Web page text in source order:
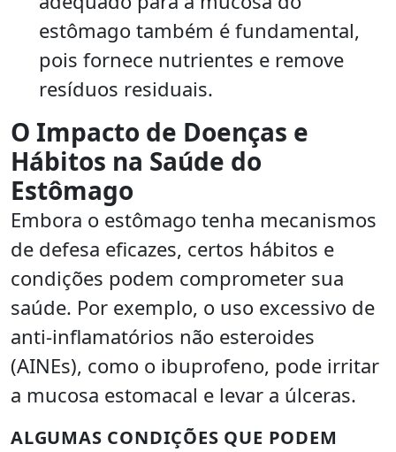
estômago também é fundamental,
pois fornece nutrientes e remove
resíduos residuais.
O Impacto de Doenças e
Hábitos na Saúde do
Estômago
Embora o estômago tenha mecanismos
de defesa eficazes, certos hábitos e
condições podem comprometer sua
saúde. Por exemplo, o uso excessivo de
anti-inflamatórios não esteroides
(AINEs), como o ibuprofeno, pode irritar
a mucosa estomacal e levar a úlceras.
ALGUMAS CONDIÇÕES QUE PODEM